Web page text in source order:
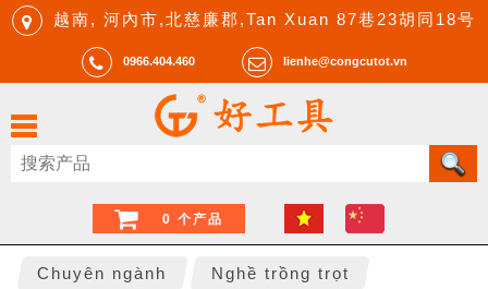
越南, 河內市,北慈廉郡,Tan Xuan 87巷23胡同18号
0966.404.460 lienhe@congcutot.vn
0 个产品
Chuyên ngành Nghề trồng trọt